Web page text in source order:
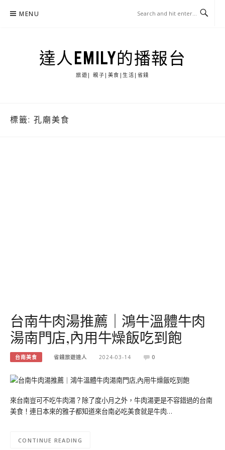
MENU
達人EMILY的播報台
旅遊| 親子|美食|生活|省錢
標籤: 孔廟美食
台南牛肉湯推薦｜鴻牛溫體牛肉
湯南門店,內用牛燥飯吃到飽
台南美食 省錢旅遊達人 2024-03-14 0
來台南豈可不吃牛肉湯？除了度小月之外，牛肉湯更是不容錯過的台南
美食！連日本來的雅子都知道來台南必吃美食就是牛肉…
CONTINUE READING